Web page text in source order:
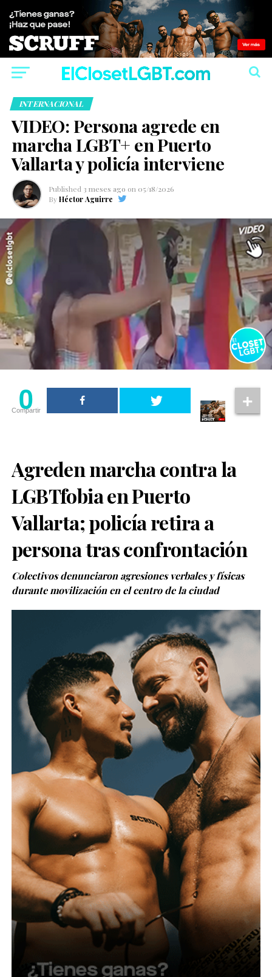
INTERNACIONAL
VIDEO: Persona agrede en
marcha LGBT+ en Puerto
Vallarta y policía interviene
Published 3 meses ago on 05/18/2026
By Héctor Aguirre
0
Compartir
Agreden marcha contra la
LGBTfobia en Puerto
Vallarta; policía retira a
persona tras confrontación
Colectivos denunciaron agresiones verbales y físicas
durante movilización en el centro de la ciudad